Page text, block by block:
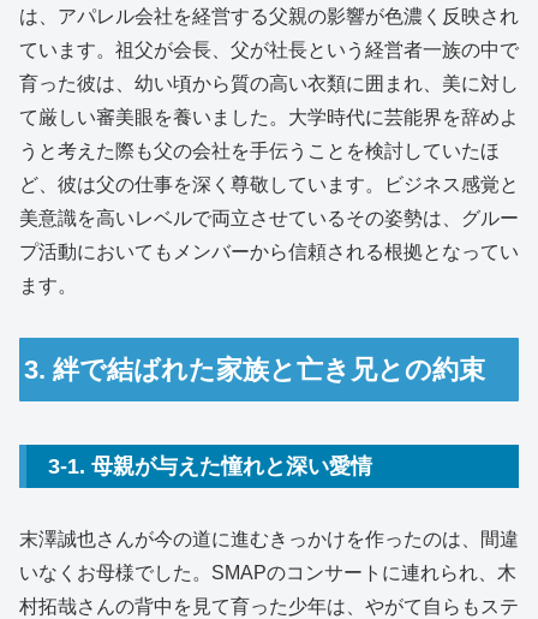
は、アパレル会社を経営する父親の影響が色濃く反映され
ています。祖父が会長、父が社長という経営者一族の中で
育った彼は、幼い頃から質の高い衣類に囲まれ、美に対し
て厳しい審美眼を養いました。大学時代に芸能界を辞めよ
うと考えた際も父の会社を手伝うことを検討していたほ
ど、彼は父の仕事を深く尊敬しています。ビジネス感覚と
美意識を高いレベルで両立させているその姿勢は、グルー
プ活動においてもメンバーから信頼される根拠となってい
ます。
3. 絆で結ばれた家族と亡き兄との約束
3-1. 母親が与えた憧れと深い愛情
末澤誠也さんが今の道に進むきっかけを作ったのは、間違
いなくお母様でした。SMAPのコンサートに連れられ、木
村拓哉さんの背中を見て育った少年は、やがて自らもステ